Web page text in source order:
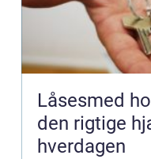
Låsesmed holte sådan
den rigtige
hverdagen